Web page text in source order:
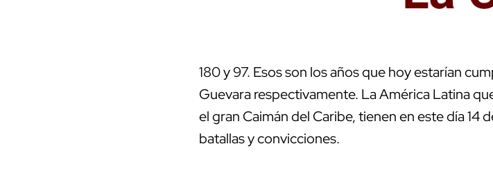
180 y 97. Esos son los años que hoy estarían
Guevara respectivamente. La América Latina
el gran Caimán del Caribe, tienen en este día 14
batallas y convicciones.